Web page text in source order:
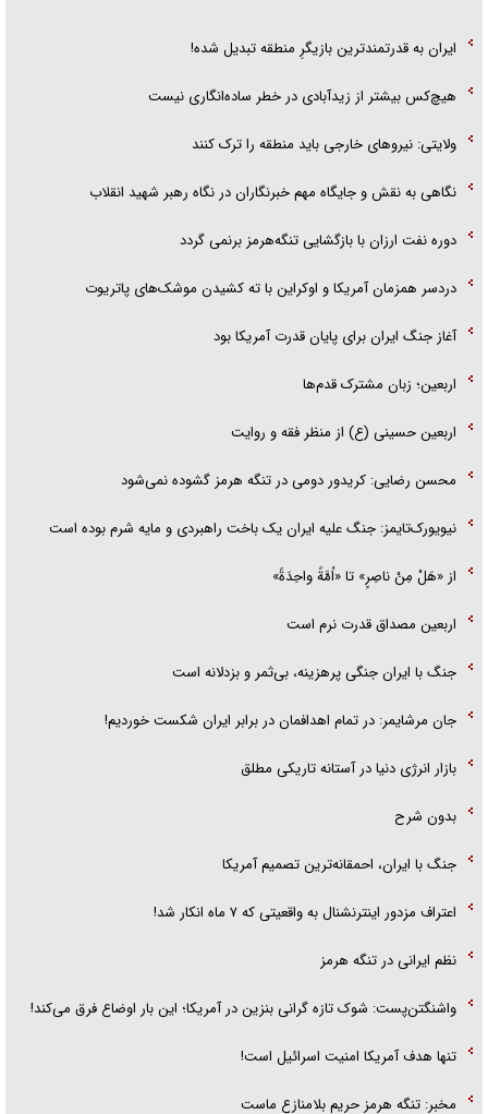
ایران به قدرتمندترین بازیگرِ منطقه تبدیل شده!
هیچ‌کس بیشتر از زیدآبادی در خطر ساده‌انگاری نیست
ولایتی: نیرو‌های خارجی باید منطقه را ترک کنند
نگاهی به نقش و جایگاه مهم خبرنگاران در نگاه رهبر شهید انقلاب
دوره نفت ارزان با بازگشایی تنگه‌هرمز برنمی گردد
دردسر همزمان آمریکا و اوکراین با ته کشیدن موشک‌های پاتریوت
آغاز جنگ ایران برای پایان قدرت آمریکا بود
اربعین؛ زبان مشترک قدم‌ها
اربعین حسینی (ع) از منظر فقه و روایت
محسن رضایی: کریدور دومی در تنگه هرمز گشوده نمی‌شود
نیویورک‌تایمز: جنگ علیه ایران یک باخت راهبردی و مایه شرم بوده است
از «هَلْ مِنْ ناصِرٍ» تا «اُمَّةً واحِدَةً»
اربعین مصداق قدرت نرم است
جنگ با ایران جنگی پرهزینه، بی‌ثمر و بزدلانه است
جان مرشایمر: در تمام اهدافمان در برابر ایران شکست خوردیم!
بازار انرژی دنیا در آستانه تاریکی مطلق
بدون شرح
جنگ با ایران، احمقانه‌ترین تصمیم آمریکا
اعتراف مزدور اینترنشنال به واقعیتی که ۷ ماه انکار شد!
نظم ایرانی در تنگه هرمز
واشنگتن‌پست: شوک تازه گرانی بنزین در آمریکا؛ این بار اوضاع فرق می‌کند!
تنها هدف آمریکا امنیت اسرائیل است!
مخبر: تنگه هرمز حریم بلامنازع ماست